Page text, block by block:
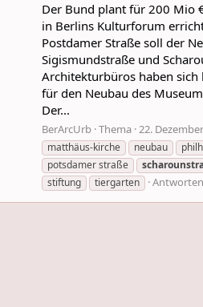
Der Bund plant für 200 Mio
in Berlins Kulturforum
Postdamer Straße soll der
Sigismundstraße und
Architekturbüros haben
für den Neubau des
Der...
BerArcUrb Thema 22.
matthäus-kirche
neubau
potsdamer straße
stiftung
tiergarten